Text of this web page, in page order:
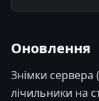
Оновлення
Знімки
лічильники на